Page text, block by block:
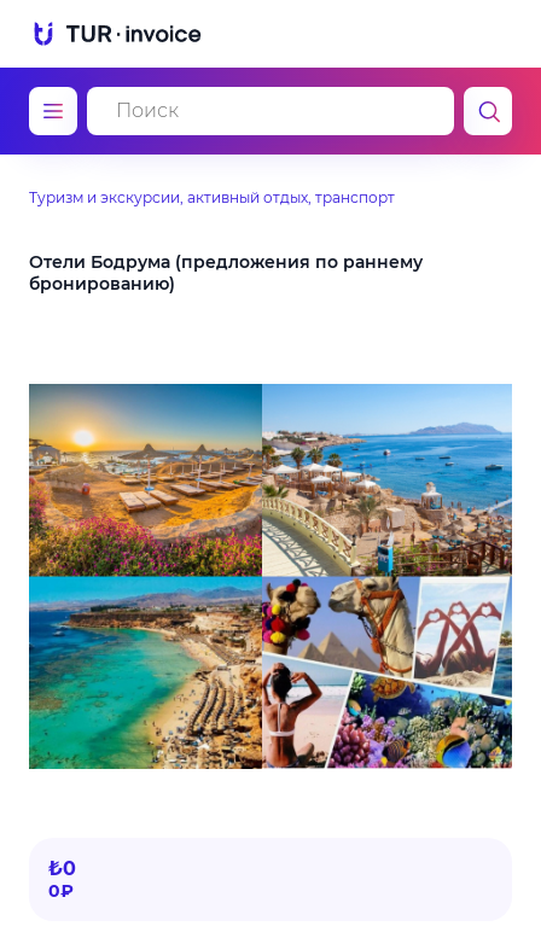
Туризм и экскурсии, активный отдых, транспорт
Отели Бодрума (предложения по раннему
бронированию)
₺0
0₽